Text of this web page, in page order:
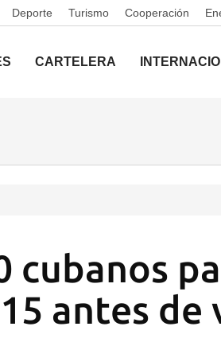
Deporte Turismo Cooperación
CARTELERA
cubanos
antes de